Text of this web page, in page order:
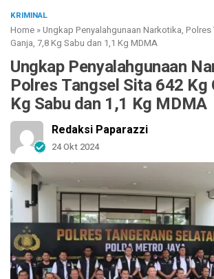
KRIMINAL
Home »Ungkap Penyalahgunaan Narkotika, Polres
Ganja, 7,8 Kg Sabu dan 1,1 Kg MDMA
Ungkap Penyalahgunaan
Polres Tangsel Sita 642 Kg
Kg Sabu dan 1,1 Kg MDMA
Redaksi Paparazzi
24 Okt 2024